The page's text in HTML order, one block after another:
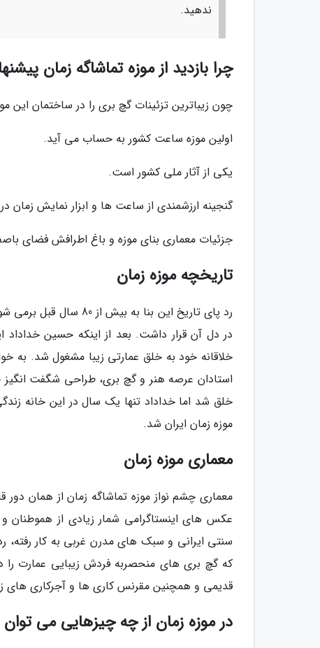
ندهید.
چرا بازدید از موزه تماشاگه زمان
چون زیباترین تزئینات گچ بری را در ساختمان این
اولین موزه ساعت کشور به حساب می آید.
یکی از آثار ملی کشور است.
گنجینه ارزشمندی از ساعت ها و ابزار نمایش
جزئیات معماری بنای موزه و باغ اطرافش فضای
تاریخچه موزه زمان
رد پای تاریخ این
در دل آن قرار داشت. بعد از اینکه حسین خداداد
خلاقانه خود به خلق عمارتی زیبا مشغول شد. به
موزه زمان ایران شد.
معماری موزه زمان
معماری چشم نواز موزه تماشاگه زمان از همان
عکس های اینستاگرامی شمار زیادی از
سنتی ایرانی و سبک های مدرن غربی به کار رفته،
که گچ بری های منحصربه فردش زیبایی عمارت
قدیمی و همچنین مقرنس کاری ها و آجرکاری های
در موزه زمان از چه چیزهایی می توان